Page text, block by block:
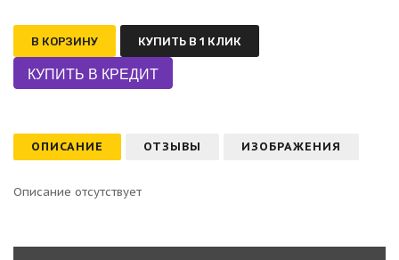
В КОРЗИНУ КУПИТЬ В 1 КЛИК
ОПИСАНИЕ ОТЗЫВЫ ИЗОБРАЖЕНИЯ
Описание отсутствует